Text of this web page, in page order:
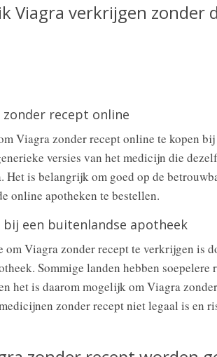
Viagra verkrijgen zonder
recept online
Viagra zonder recept online te kopen bij
versies van het medicijn die
is belangrijk om goed op de
online apotheken te bestellen.
bij een buitenlandse apotheek
om Viagra zonder recept te verkrijgen is
Sommige landen hebben
het is daarom mogelijk om Viagra
zonder recept niet legaal is en